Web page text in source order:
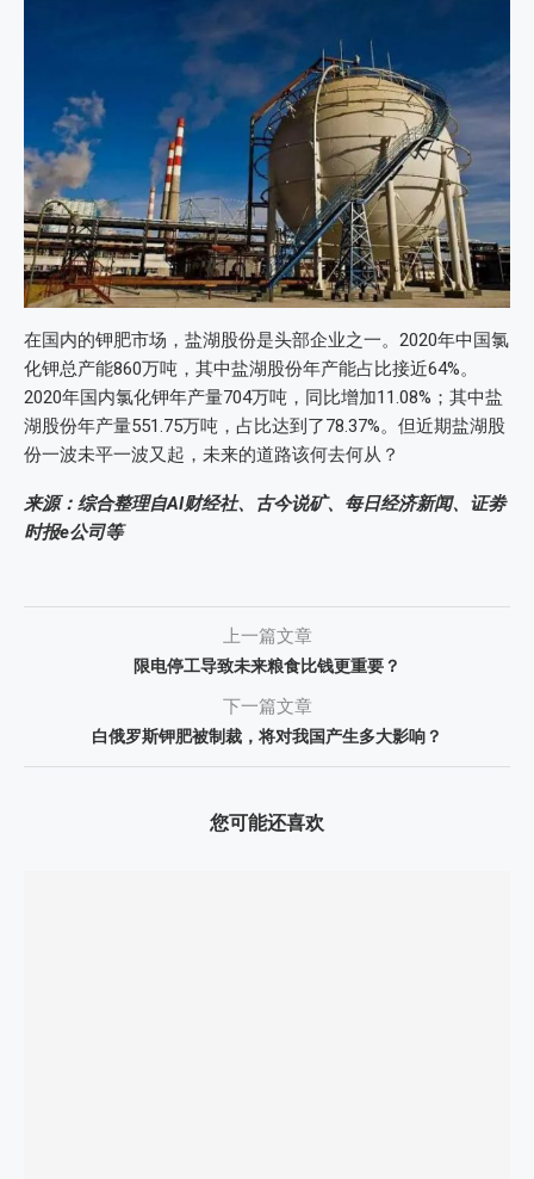
在国内的钾肥市场，盐湖股份是头部企业之一。2020年中国氯
化钾总产能860万吨，其中盐湖股份年产能占比接近64%。
2020年国内氯化钾年产量704万吨，同比增加11.08%；其中盐
湖股份年产量551.75万吨，占比达到了78.37%。但近期盐湖股
份一波未平一波又起，未来的道路该何去何从？
来源：综合整理自AI财经社、古今说矿、每日经济新闻、证劵
时报e公司等
上一篇文章
限电停工导致未来粮食比钱更重要？
下一篇文章
白俄罗斯钾肥被制裁，将对我国产生多大影响？
您可能还喜欢